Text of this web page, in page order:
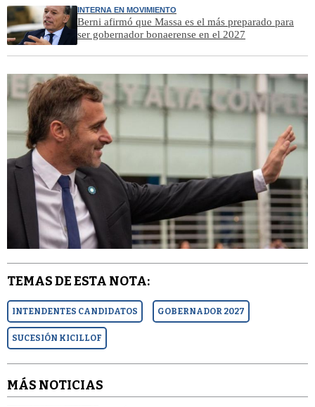
INTERNA EN MOVIMIENTO
Berni afirmó que Massa es el más preparado para
ser gobernador bonaerense en el 2027
TEMAS DE ESTA NOTA:
INTENDENTES CANDIDATOS GOBERNADOR 2027
SUCESIÓN KICILLOF
MÁS NOTICIAS